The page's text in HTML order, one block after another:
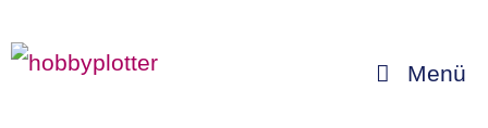
Inhalt
Menü